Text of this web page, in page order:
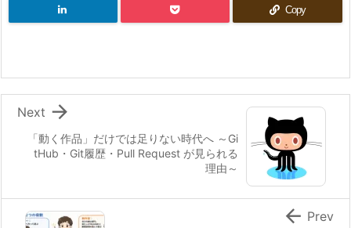
Copy
「動く作品」だけでは足りない時代へ ～Gi
tHub・Git履歴・Pull Request が見られる
理由～

Next
 Prev